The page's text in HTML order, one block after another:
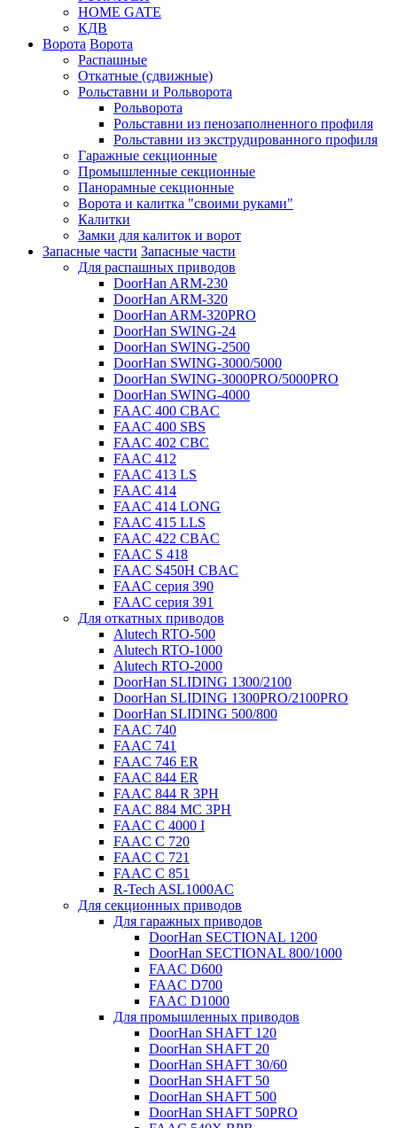
HOME GATE
КДВ
Ворота Ворота
Распашные
Откатные (сдвижные)
Рольставни и Рольворота
Рольворота
Рольставни из пенозаполненного профиля
Рольставни из экструдированного профиля
Гаражные секционные
Промышленные секционные
Панорамные секционные
Ворота и калитка "своими руками"
Калитки
Замки для калиток и ворот
Запасные части Запасные части
Для распашных приводов
DoorHan ARM-230
DoorHan ARM-320
DoorHan ARM-320PRO
DoorHan SWING-24
DoorHan SWING-2500
DoorHan SWING-3000/5000
DoorHan SWING-3000PRO/5000PRO
DoorHan SWING-4000
FAAC 400 CBAC
FAAC 400 SBS
FAAC 402 CBC
FAAC 412
FAAC 413 LS
FAAC 414
FAAC 414 LONG
FAAC 415 LLS
FAAC 422 CBAC
FAAC S 418
FAAC S450H CBAC
FAAC серия 390
FAAC серия 391
Для откатных приводов
Alutech RTO-500
Alutech RTO-1000
Alutech RTO-2000
DoorHan SLIDING 1300/2100
DoorHan SLIDING 1300PRO/2100PRO
DoorHan SLIDING 500/800
FAAC 740
FAAC 741
FAAC 746 ER
FAAC 844 ER
FAAC 844 R 3PH
FAAC 884 MC 3PH
FAAC C 4000 I
FAAC C 720
FAAC C 721
FAAC C 851
R-Tech ASL1000AC
Для секционных приводов
Для гаражных приводов
DoorHan SECTIONAL 1200
DoorHan SECTIONAL 800/1000
FAAC D600
FAAC D700
FAAC D1000
Для промышленных приводов
DoorHan SHAFT 120
DoorHan SHAFT 20
DoorHan SHAFT 30/60
DoorHan SHAFT 50
DoorHan SHAFT 500
DoorHan SHAFT 50PRO